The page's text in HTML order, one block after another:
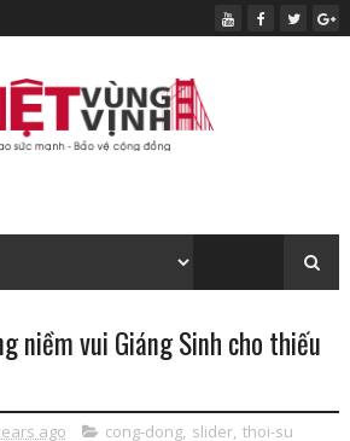
niềm vui Giáng Sinh cho thiếu
ago cong-dong, slider, thoi-su